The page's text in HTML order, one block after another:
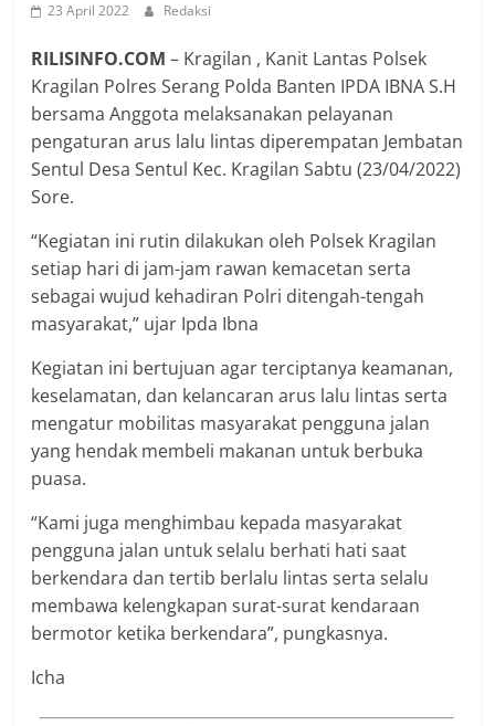
23 April 2022 Redaksi
RILISINFO.COM – Kragilan , Kanit Lantas Polsek
Kragilan Polres Serang Polda Banten IPDA IBNA S.H
bersama Anggota melaksanakan pelayanan
pengaturan arus lalu lintas diperempatan Jembatan
Sentul Desa Sentul Kec. Kragilan Sabtu (23/04/2022)
Sore.
“Kegiatan ini rutin dilakukan oleh Polsek Kragilan
setiap hari di jam-jam rawan kemacetan serta
sebagai wujud kehadiran Polri ditengah-tengah
masyarakat,” ujar Ipda Ibna
Kegiatan ini bertujuan agar terciptanya keamanan,
keselamatan, dan kelancaran arus lalu lintas serta
mengatur mobilitas masyarakat pengguna jalan
yang hendak membeli makanan untuk berbuka
puasa.
“Kami juga menghimbau kepada masyarakat
pengguna jalan untuk selalu berhati hati saat
berkendara dan tertib berlalu lintas serta selalu
membawa kelengkapan surat-surat kendaraan
bermotor ketika berkendara”, pungkasnya.
Icha